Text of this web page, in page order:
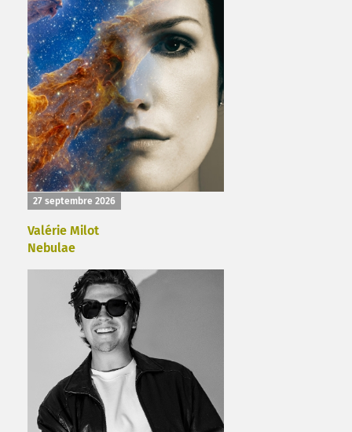
27 septembre 2026
Valérie Milot
Nebulae